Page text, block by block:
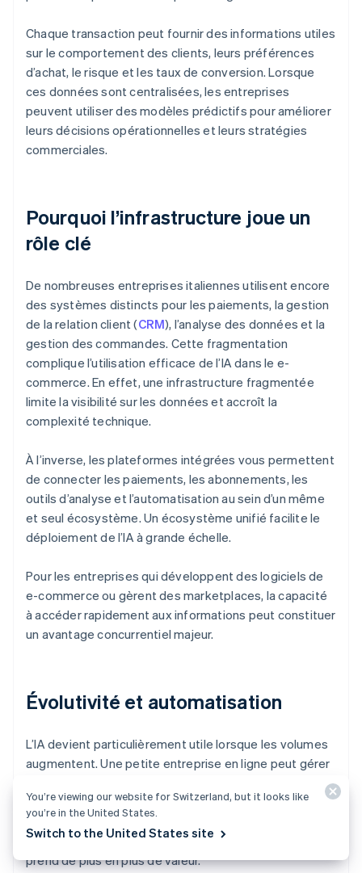
Chaque transaction peut fournir des informations utiles
sur le comportement des clients, leurs préférences
d’achat, le risque et les taux de conversion. Lorsque
ces données sont centralisées, les entreprises
peuvent utiliser des modèles prédictifs pour améliorer
leurs décisions opérationnelles et leurs stratégies
commerciales.
Pourquoi l’infrastructure joue un
rôle clé
De nombreuses entreprises italiennes utilisent encore
des systèmes distincts pour les paiements, la gestion
de la relation client (CRM), l’analyse des données et la
gestion des commandes. Cette fragmentation
complique l’utilisation efficace de l’IA dans le e-
commerce. En effet, une infrastructure fragmentée
limite la visibilité sur les données et accroît la
complexité technique.
À l’inverse, les plateformes intégrées vous permettent
de connecter les paiements, les abonnements, les
outils d’analyse et l’automatisation au sein d’un même
et seul écosystème. Un écosystème unifié facilite le
déploiement de l’IA à grande échelle.
Pour les entreprises qui développent des logiciels de
e-commerce ou gèrent des marketplaces, la capacité
à accéder rapidement aux informations peut constituer
un avantage concurrentiel majeur.
Évolutivité et automatisation
L’IA devient particulièrement utile lorsque les volumes
augmentent. Une petite entreprise en ligne peut gérer
manuellement la tarification, la prévention de la fraude
et la segmentation de la clientèle. Cependant, à
mesure que les commandes, les marchés et les
moyens de paiement se multiplient, l’automatisation
prend de plus en plus de valeur.
You’re viewing our website for Switzerland, but it looks like
you’re in the United States.
Switch to the United States site